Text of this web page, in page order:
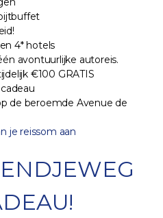
4* hotels
avontuurlijke autoreis.
€100 GRATIS
de beroemde Avenue de
je reissom aan